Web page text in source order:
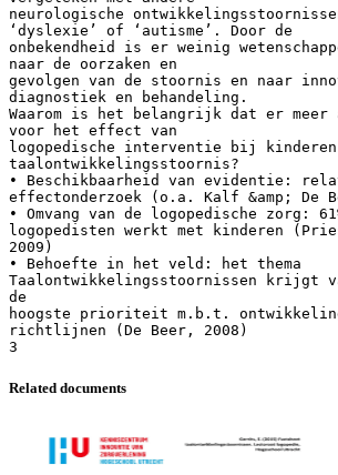
neurologische
‘dyslexie’ of ‘autisme’. Door de
onbekendheid is er weinig
naar de oorzaken en
gevolgen van de stoornis en naar
diagnostiek en behandeling.
Waarom is het belangrijk dat er meer
voor het effect van
logopedische interventie bij kinderen
taalontwikkelingsstoornis?
• Beschikbaarheid van evidentie:
effectonderzoek (o.a. Kalf &amp; De
• Omvang van de logopedische zorg:
logopedisten werkt met kinderen
2009)
• Behoefte in het veld: het thema
Taalontwikkelingsstoornissen krijgt
de
hoogste prioriteit m.b.t.
richtlijnen (De Beer, 2008)
Related documents